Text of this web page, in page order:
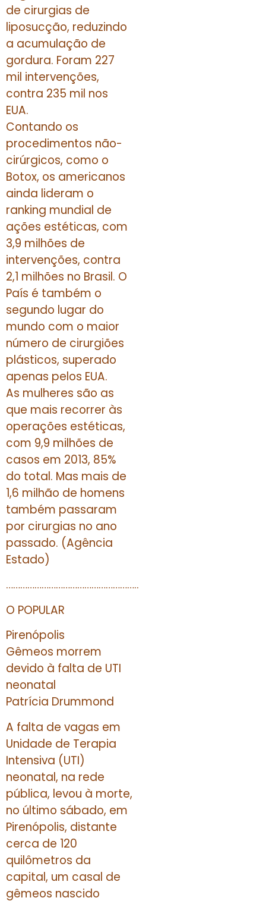
de cirurgias de
liposucção, reduzindo
a acumulação de
gordura. Foram 227
mil intervenções,
contra 235 mil nos
EUA.
Contando os
procedimentos não-
cirúrgicos, como o
Botox, os americanos
ainda lideram o
ranking mundial de
ações estéticas, com
3,9 milhões de
intervenções, contra
2,1 milhões no Brasil. O
País é também o
segundo lugar do
mundo com o maior
número de cirurgiões
plásticos, superado
apenas pelos EUA.
As mulheres são as
que mais recorrer às
operações estéticas,
com 9,9 milhões de
casos em 2013, 85%
do total. Mas mais de
1,6 milhão de homens
também passaram
por cirurgias no ano
passado. (Agência
Estado)
………………………………………………..
O POPULAR
Pirenópolis
Gêmeos morrem
devido à falta de UTI
neonatal
Patrícia Drummond
A falta de vagas em
Unidade de Terapia
Intensiva (UTI)
neonatal, na rede
pública, levou à morte,
no último sábado, em
Pirenópolis, distante
cerca de 120
quilômetros da
capital, um casal de
gêmeos nascido